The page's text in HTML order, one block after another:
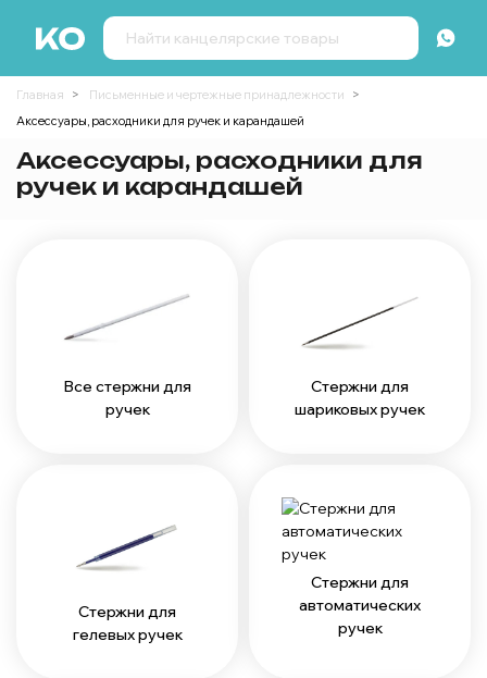
Главная
Письменные и чертежные принадлежности
Аксессуары, расходники для ручек и карандашей
Аксессуары, расходники для
ручек и карандашей
Все стержни для
ручек
Стержни для
шариковых ручек
Стержни для
гелевых ручек
Стержни для
автоматических
ручек